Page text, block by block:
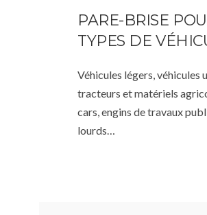
PARE-BRISE
TYPES DE
Véhicules légers, véhicules
tracteurs et matériels
cars, engins de travaux
lourds…